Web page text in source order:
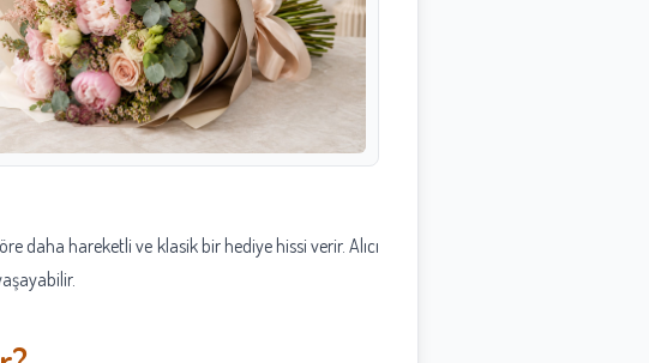
daha hareketli ve klasik bir hediye hissi verir. Alıcı